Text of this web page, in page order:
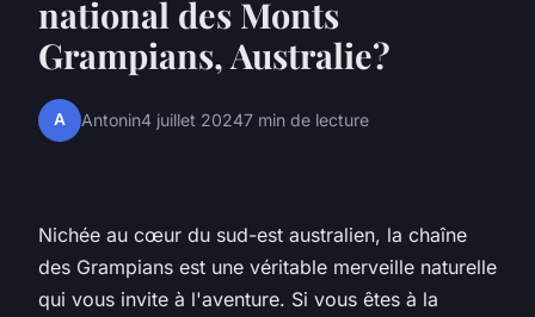
national des Monts
Grampians, Australie?
A Antonin4 juillet 20247 min de lecture
Nichée au cœur du sud-est australien, la chaîne
des Grampians est une véritable merveille naturelle
qui vous invite à l'aventure. Si vous êtes à la